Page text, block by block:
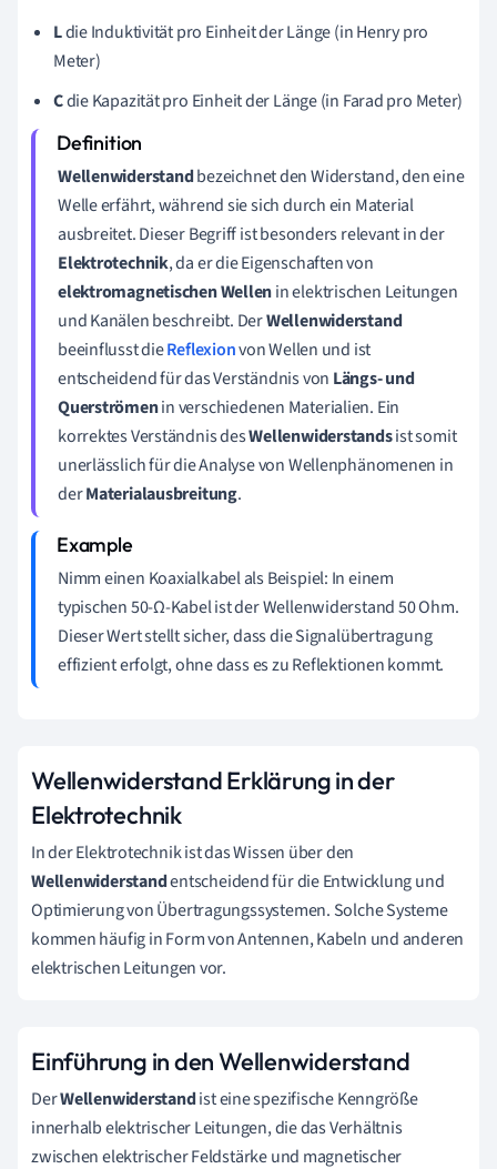
Ldie Induktivität pro Einheit der Länge (in Henry pro
Meter)
Cdie Kapazität pro Einheit der Länge (in Farad pro Meter)
Wellenwiderstandbezeichnet den Widerstand, den eine
Welle erfährt, während sie sich durch ein Material
ausbreitet. Dieser Begriff ist besonders relevant in der
Elektrotechnik, da er die Eigenschaften von
elektromagnetischen Wellenin elektrischen Leitungen
und Kanälen beschreibt. DerWellenwiderstand
beeinflusst dieReflexionvon Wellen und ist
entscheidend für das Verständnis von Längs- und
Querströmenin verschiedenen Materialien. Ein
korrektes Verständnis desWellenwiderstandsist somit
unerlässlich für die Analyse von Wellenphänomenen in
derMaterialausbreitung.
Nimm einen Koaxialkabel als Beispiel: In einem
typischen 50-Ω-Kabel ist der Wellenwiderstand 50 Ohm.
Dieser Wert stellt sicher, dass die Signalübertragung
effizient erfolgt, ohne dass es zu Reflektionen kommt.
Wellenwiderstand Erklärung in der
Elektrotechnik
In der Elektrotechnik ist das Wissen über den
Wellenwiderstandentscheidend für die Entwicklung und
Optimierung von Übertragungssystemen. Solche Systeme
kommen häufig in Form von Antennen, Kabeln und anderen
elektrischen Leitungen vor.
Einführung in den Wellenwiderstand
DerWellenwiderstandist eine spezifische Kenngröße
innerhalb elektrischer Leitungen, die das Verhältnis
zwischen elektrischer Feldstärke und magnetischer